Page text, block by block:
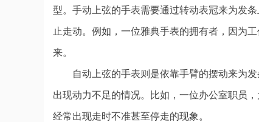
型。手动上弦的手表需要通过转动表冠来为发
止走动。例如，一位雅典手表的拥有者，因为
来。
自动上弦的手表则是依靠手臂的摆动来为
出现动力不足的情况。比如，一位办公室职员
经常出现走时不准甚至停走的现象。